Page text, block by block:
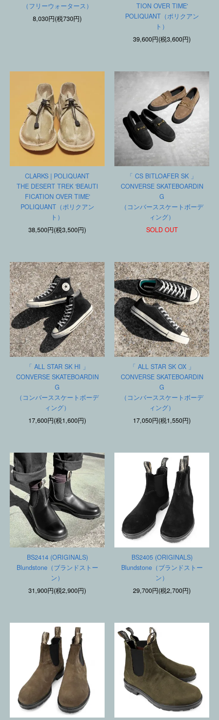
（フリーウォータース）
8,030円(税730円)
TION OVER TIME'
POLIQUANT（ポリクアン
ト）
39,600円(税3,600円)
CLARKS | POLIQUANT
THE DESERT TREK 'BEAUTI
FICATION OVER TIME'
POLIQUANT（ポリクアン
ト）
38,500円(税3,500円)
「 CS BITLOAFER SK 」
CONVERSE SKATEBOARDIN
G
（コンバーススケートボーデ
ィング）
SOLD OUT
「 ALL STAR SK HI 」
CONVERSE SKATEBOARDIN
G
（コンバーススケートボーデ
ィング）
17,600円(税1,600円)
「 ALL STAR SK OX 」
CONVERSE SKATEBOARDIN
G
（コンバーススケートボーデ
ィング）
17,050円(税1,550円)
BS2414 (ORIGINALS)
Blundstone（ブランドストー
ン）
31,900円(税2,900円)
BS2405 (ORIGINALS)
Blundstone（ブランドストー
ン）
29,700円(税2,700円)